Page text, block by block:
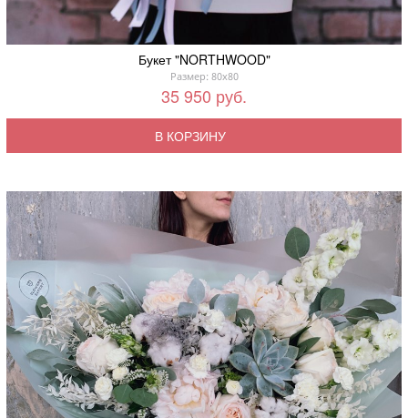
Букет "NORTHWOOD"
Размер: 80x80
35 950 руб.
В КОРЗИНУ